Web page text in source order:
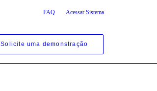
FAQ Acessar Sistema
Solicite uma demonstração